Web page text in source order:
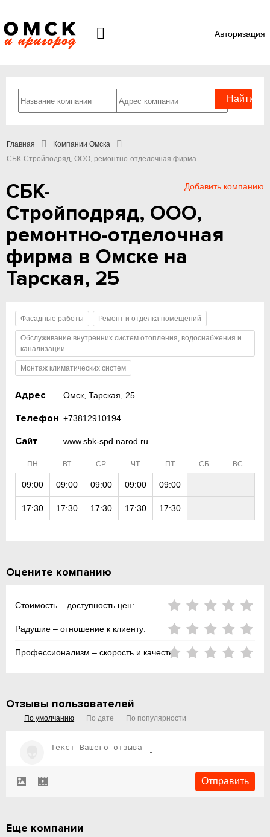
Авторизация
Главная
Компании Омска
СБК-Стройподряд, ООО, ремонтно-отделочная фирма
Добавить компанию
СБК-
Стройподряд, ООО,
ремонтно-отделочная
фирма в Омске на
Тарская, 25
Фасадные работы Ремонт и отделка помещений
Обслуживание внутренних систем отопления, водоснабжения и
канализации
Монтаж климатических систем
Адрес Омск, Тарская, 25
Телефон +73812910194
Сайт www.sbk-spd.narod.ru
ПН ВТ СР ЧТ ПТ СБ ВС
09:00 09:00 09:00 09:00 09:00
17:30 17:30 17:30 17:30 17:30
Оцените компанию
Стоимость – доступность цен:
Радушие – отношение к клиенту:
Профессионализм – скорость и качество:
Отзывы пользователей
По умолчанию По дате По популярности
Еще компании